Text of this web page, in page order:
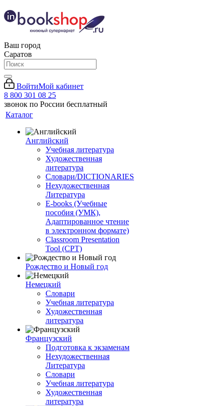
Ваш город
Саратов
ВойтиМой кабинет
8 800 301 08 25
звонок по России бесплатный
Каталог
Английский
Учебная литература
Художественная
литература
Словари/DICTIONARIES
Нехудожественная
Литература
E-books (Учебные
пособия (УМК),
Адаптированное чтение
в электронном формате)
Classroom Presentation
Tool (CPT)
Рождество и Новый год
Немецкий
Словари
Учебная литература
Художественная
литература
Французский
Подготовка к экзаменам
Нехудожественная
Литература
Словари
Учебная литература
Художественная
литература